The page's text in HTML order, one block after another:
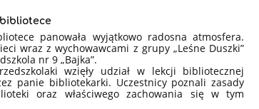
panowała wyjątkowo radosna atmosfera.
wraz z wychowawcami z grupy „Leśne Duszki”
nr 9 „Bajka”.
wzięły udział w lekcji bibliotecznej
panie bibliotekarki. Uczestnicy poznali zasady
oraz właściwego zachowania się w tym